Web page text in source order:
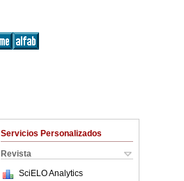
Servicios Personalizados
Revista
SciELO Analytics